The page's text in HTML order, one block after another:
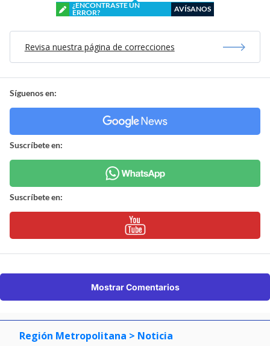
¿ENCONTRASTE UN
ERROR?
AVÍSANOS
Revisa nuestra página de correcciones
Síguenos en:
Suscríbete en:
Suscríbete en:
Mostrar Comentarios
Región Metropolitana > Noticia